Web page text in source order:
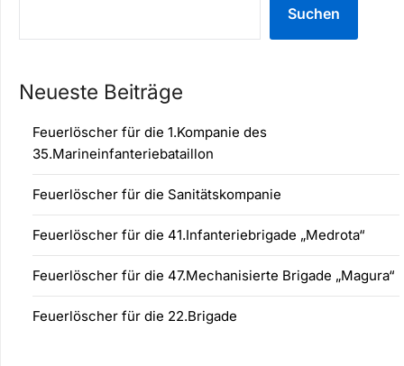
Suchen
Neueste Beiträge
Feuerlöscher für die 1.Kompanie des
35.Marineinfanteriebataillon
Feuerlöscher für die Sanitätskompanie
Feuerlöscher für die 41.Infanteriebrigade „Medrota“
Feuerlöscher für die 47.Mechanisierte Brigade „Magura“
Feuerlöscher für die 22.Brigade